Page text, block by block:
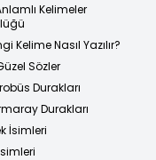
Kelimeler
Kelime Nasıl Yazılır?
Sözler
Durakları
Durakları
İsimleri